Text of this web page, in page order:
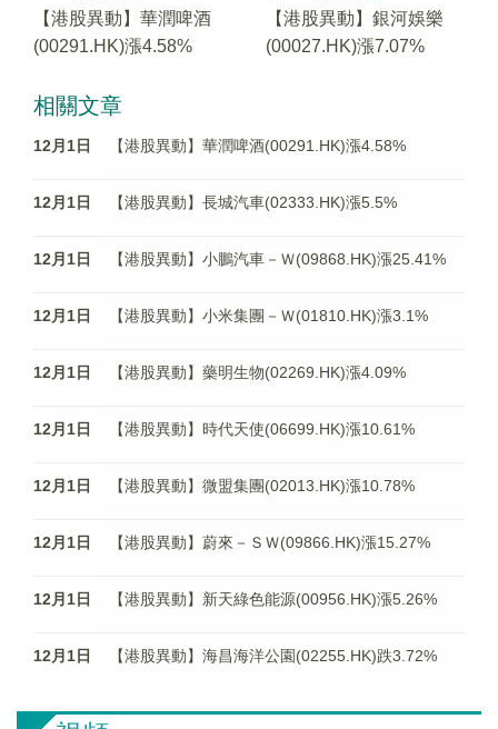
【港股異動】華潤啤酒
(00291.HK)漲4.58%
【港股異動】銀河娛樂
(00027.HK)漲7.07%
相關文章
12月1日 【港股異動】華潤啤酒(00291.HK)漲4.58%
12月1日 【港股異動】長城汽車(02333.HK)漲5.5%
12月1日 【港股異動】小鵬汽車－Ｗ(09868.HK)漲25.41%
12月1日 【港股異動】小米集團－Ｗ(01810.HK)漲3.1%
12月1日 【港股異動】藥明生物(02269.HK)漲4.09%
12月1日 【港股異動】時代天使(06699.HK)漲10.61%
12月1日 【港股異動】微盟集團(02013.HK)漲10.78%
12月1日 【港股異動】蔚來－ＳＷ(09866.HK)漲15.27%
12月1日 【港股異動】新天綠色能源(00956.HK)漲5.26%
12月1日 【港股異動】海昌海洋公園(02255.HK)跌3.72%